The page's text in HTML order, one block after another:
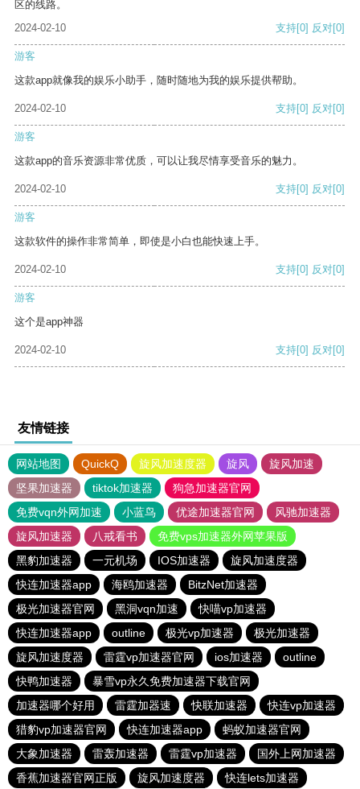
区的线路。
2024-02-10
支持[0] 反对[0]
游客
这款app就像我的娱乐小助手，随时随地为我的娱乐提供帮助。
2024-02-10 支持[0] 反对[0]
游客
这款app的音乐资源非常优质，可以让我尽情享受音乐的魅力。
2024-02-10 支持[0] 反对[0]
游客
这款软件的操作非常简单，即使是小白也能快速上手。
2024-02-10 支持[0] 反对[0]
游客
这个是app神器
2024-02-10 支持[0] 反对[0]
友情链接
网站地图 QuickQ 旋风加速度器 旋风
旋风加速
坚果加速器
tiktok加速器
狗急加速器官网
免费vqn外网加速
小蓝鸟 优途加速器官网
风驰加速器
旋风加速器
八戒看书
免费vps加速器外网苹果版
黑豹加速器
一元机场 IOS加速器
旋风加速度器
快连加速器app
海鸥加速器
BitzNet加速器
极光加速器官网
黑洞vqn加速
快喵vp加速器
快连加速器app
outline 极光vp加速器
极光加速器
旋风加速度器
雷霆vp加速器官网 ios加速器
outline
快鸭加速器
暴雪vp永久免费加速器下载官网
加速器哪个好用
雷霆加器速 快联加速器
快连vp加速器
猎豹vp加速器官网
快连加速器app
蚂蚁加速器官网
大象加速器
雷轰加速器 雷霆vp加速器
国外上网加速器
香蕉加速器官网正版
旋风加速度器 快连lets加速器